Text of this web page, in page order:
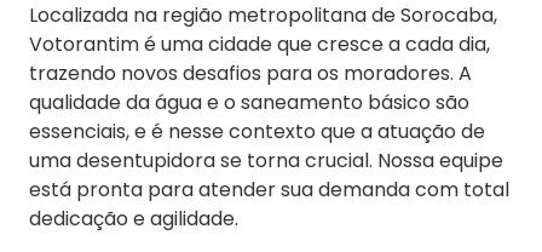
Localizada na região metropolitana de Sorocaba,
Votorantim é uma cidade que cresce a cada dia,
trazendo novos desafios para os moradores. A
qualidade da água e o saneamento básico são
essenciais, e é nesse contexto que a atuação de
uma desentupidora se torna crucial. Nossa equipe
está pronta para atender sua demanda com total
dedicação e agilidade.